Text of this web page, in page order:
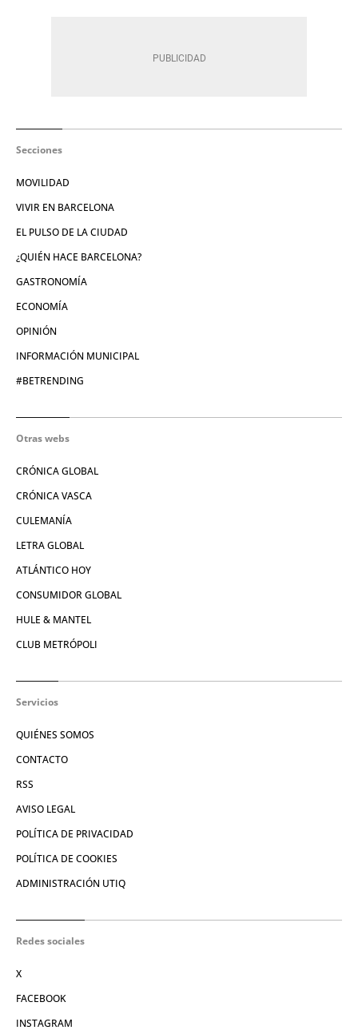
Secciones
MOVILIDAD
VIVIR EN BARCELONA
EL PULSO DE LA CIUDAD
¿QUIÉN HACE BARCELONA?
GASTRONOMÍA
ECONOMÍA
OPINIÓN
INFORMACIÓN MUNICIPAL
#BETRENDING
Otras webs
CRÓNICA GLOBAL
CRÓNICA VASCA
CULEMANÍA
LETRA GLOBAL
ATLÁNTICO HOY
CONSUMIDOR GLOBAL
HULE & MANTEL
CLUB METRÓPOLI
Servicios
QUIÉNES SOMOS
CONTACTO
RSS
AVISO LEGAL
POLÍTICA DE PRIVACIDAD
POLÍTICA DE COOKIES
ADMINISTRACIÓN UTIQ
Redes sociales
X
FACEBOOK
INSTAGRAM